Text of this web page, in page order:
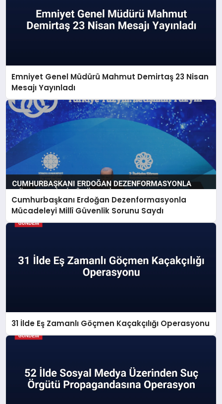
Emniyet Genel Müdürü Mahmut Demirtaş 23 Nisan
Mesajı Yayınladı
Cumhurbaşkanı Erdoğan Dezenformasyonla
Mücadeleyi Millî Güvenlik Sorunu Saydı
31 İlde Eş Zamanlı Göçmen Kaçakçılığı Operasyonu